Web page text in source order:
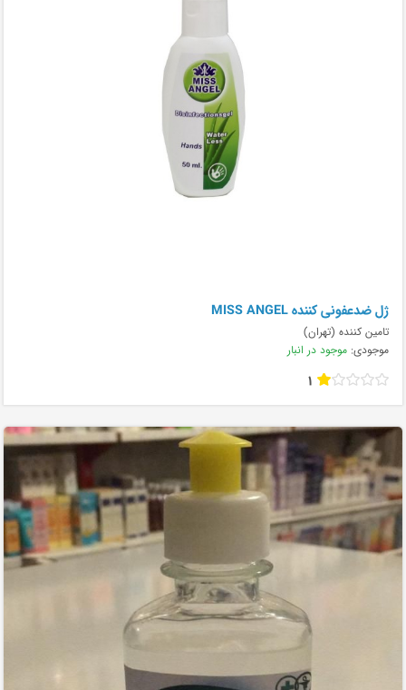
ژل ضدعفونی کننده MISS ANGEL
تامین کننده (تهران)
موجودی: موجود در انبار
1